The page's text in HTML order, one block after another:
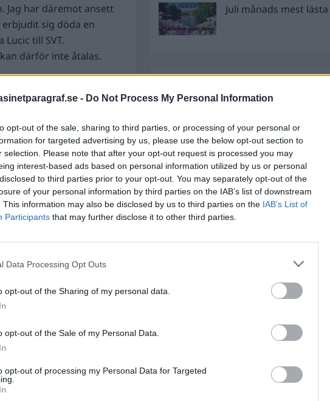
- Do Not Process My Personal Information
opt-out of the sale, sharing to third parties, or processing of your personal or
for targeted advertising by us, please use the below opt-out section to
selection. Please note that after your opt-out request is processed you may
interest-based ads based on personal information utilized by us or personal
to third parties prior to your opt-out. You may separately opt-out of the
of your personal information by third parties on the IAB’s list of downstream
This information may also be disclosed by us to third parties on the IAB’s List of
Participants that may further disclose it to other third parties.
Data Processing Opt Outs
opt-out of the Sharing of my personal data.
opt-out of the Sale of my Personal Data.
opt-out of processing my Personal Data for Targeted
Jag har däremot ansett
sig döda en
till SVT.
därför inte åtalas.
under torsdagen
en misshandel,
båda har blivit skadade i
Han är vaken
kontroll.
med lindriga
stoppas
Kvarn utanför
och övning från och
riskeras vite på en
som deltog i en
av en
Juli månads mest lästa
Stöd Para§rafs bevakning av rättssäkerheten
PRENUMERERA PÅ PARA§RAFS
ÄMNESORD
Advokat Anders CardellAndreas
Börje
Carlsson
Börje R P Carlsson
Dick Sundevall
Ebba Busch
Kokainmålet
Kriminalvården Kristdemokraterna